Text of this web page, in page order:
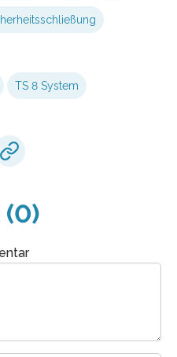
TS 8 System
(0)